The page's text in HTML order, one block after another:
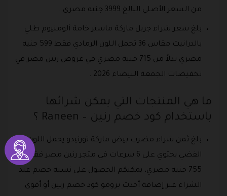
من السعر الأصلي البالغ 3999 جنيه مصري .
بلغ سعر شراء جريل ماركة ماستر خامة ألومنيوم طلي
بالدرانيت مقاس 36 تحمل اللون الرمادي فقط 599 جنيه
مصري بدلاً من 715 جنيه مصري في عروض رنين مصر في
تخفيضات الجمعة البيضاء 2026 .
ما هي المنتجات التي يمكن شرائها
باستخدام كود خصم رنين – Raneen ؟
بلغ ثمن شراء مضرب بيض ماركة تورنيدو يحمل اللون
الفضي يحتوي على 6 سرعات في متجر رنين مصر فقط
755 جنيه مصري، يمكنكم الحصول على نسبة خصم عند
الشراء عبر إضافة أحدث برومو كود خصم رنين أو أقوى